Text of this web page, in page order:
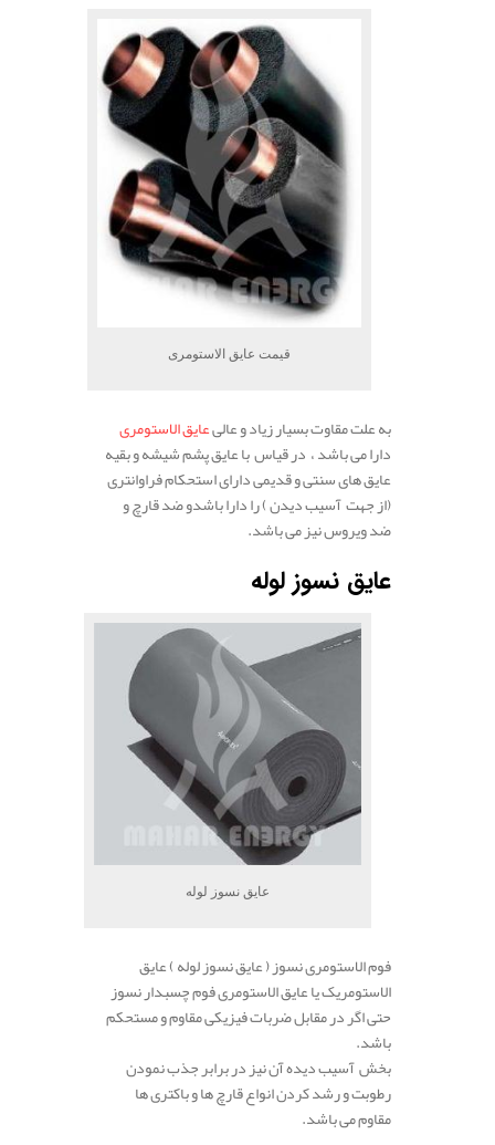
قیمت عایق الاستومری
به علت مقاوت بسیار زیاد و عالیعایق الاستومری
دارا می باشد ، در قیاس با عایق پشم شیشه و بقیه
عایق های سنتی و قدیمی دارای استحکام فراوانتری
(از جهت آسیب دیدن ) را دارا باشدو ضد قارچ و
ضد ویروس نیز می باشد.
عایق نسوز لوله
عایق نسوز لوله
فوم الاستومری نسوز ( عایق نسوز لوله ) عایق
الاستومریک یا عایق الاستومری فوم چسبدار نسوز
حتی اگر در مقابل ضربات فیزیکی مقاوم و مستحکم
باشد.
بخش آسیب دیده آن نیز در برابر جذب نمودن
رطوبت و رشد کردن انواع قارچ ها و باکتری ها
مقاوم می باشد.